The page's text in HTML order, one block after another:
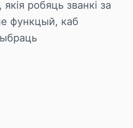
робяць званкі за
функцый, каб